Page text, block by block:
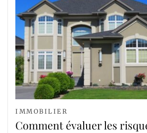
IMMOBILIER
Comment évaluer les